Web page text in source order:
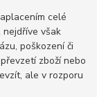
celé
nejdříve však
poškození či
zboží nebo
ale v rozporu